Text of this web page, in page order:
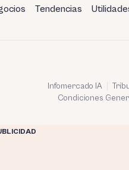
Tendencias
Infomercado IA
Condiciones